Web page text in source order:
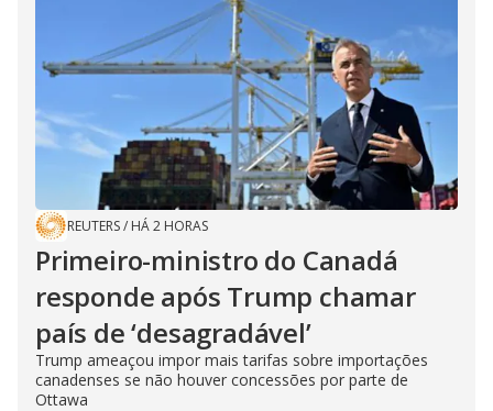
REUTERS/ HÁ 2 HORAS
Primeiro-ministro do Canadá
responde após Trump chamar
país de ‘desagradável’
Trump ameaçou impor mais tarifas sobre importações
canadenses se não houver concessões por parte de
Ottawa